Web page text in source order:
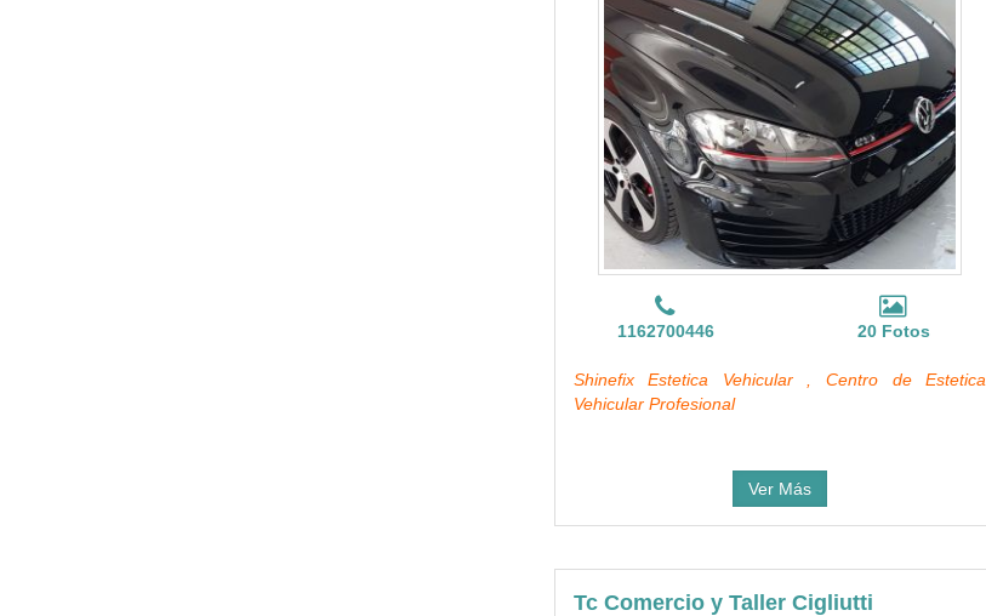
1162700446 20 Fotos
Shinefix Estetica Vehicular , Centro de Estetica
Vehicular Profesional
Ver Más
Tc Comercio y Taller Cigliutti